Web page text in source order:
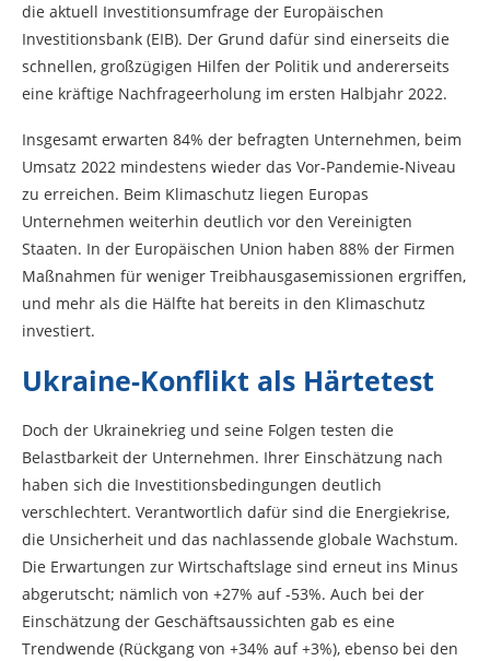
die aktuell Investitionsumfrage der Europäischen
Investitionsbank (EIB). Der Grund dafür sind einerseits die
schnellen, großzügigen Hilfen der Politik und andererseits
eine kräftige Nachfrageerholung im ersten Halbjahr 2022.
Insgesamt erwarten 84% der befragten Unternehmen, beim
Umsatz 2022 mindestens wieder das Vor-Pandemie-Niveau
zu erreichen. Beim Klimaschutz liegen Europas
Unternehmen weiterhin deutlich vor den Vereinigten
Staaten. In der Europäischen Union haben 88% der Firmen
Maßnahmen für weniger Treibhausgasemissionen ergriffen,
und mehr als die Hälfte hat bereits in den Klimaschutz
investiert.
Ukraine-Konflikt als Härtetest
Doch der Ukrainekrieg und seine Folgen testen die
Belastbarkeit der Unternehmen. Ihrer Einschätzung nach
haben sich die Investitionsbedingungen deutlich
verschlechtert. Verantwortlich dafür sind die Energiekrise,
die Unsicherheit und das nachlassende globale Wachstum.
Die Erwartungen zur Wirtschaftslage sind erneut ins Minus
abgerutscht; nämlich von +27% auf -53%. Auch bei der
Einschätzung der Geschäftsaussichten gab es eine
Trendwende (Rückgang von +34% auf +3%), ebenso bei den